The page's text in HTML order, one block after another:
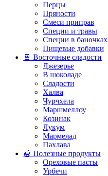
Перцы
Пряности
Смеси приправ
Специи и травы
Специи в баночках
Пищевые добавки
🍫 Восточные сладости
Джезерье
В шоколаде
Сладости
Халва
Чурчхела
Маршмеллоу
Козинак
Лукум
Мармелад
Пахлава
🍯 Полезные продукты
Ореховые пасты
Урбечи